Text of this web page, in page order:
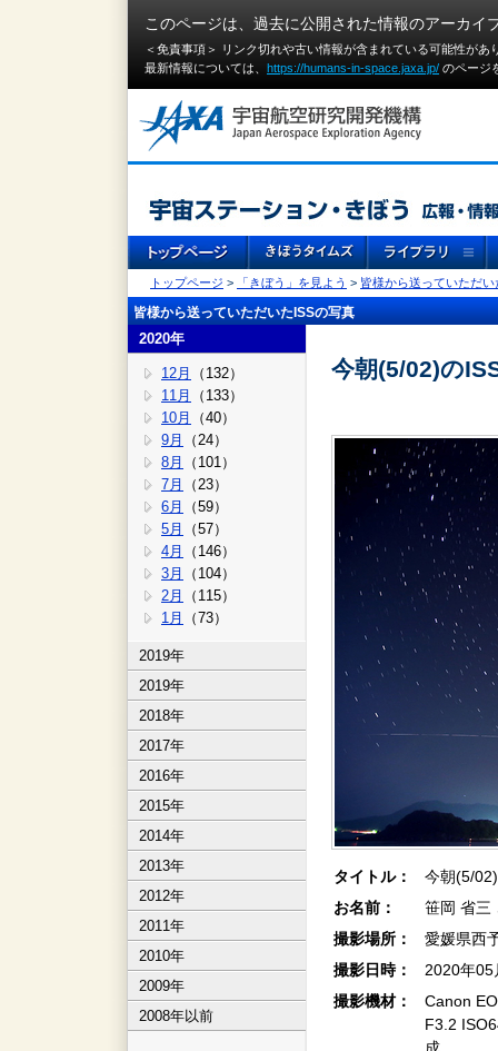
このページは、過去に公開された情報のアーカイ
＜免責事項＞ リンク切れや古い情報が含まれている可能性が
最新情報については、 https://humans-in-space.jaxa.jp/ のページ
トップページ > 「きぼう」を見よう > 皆様から送っていただい
皆様から送っていただいたISSの写真
2020年
12月
（132）
11月
（133）
10月
（40）
9月
（24）
8月
（101）
7月
（23）
6月
（59）
5月
（57）
4月
（146）
3月
（104）
2月
（115）
1月
（73）
2019年
2019年
2018年
2017年
2016年
2015年
2014年
2013年
2012年
2011年
2010年
2009年
2008年以前
今朝(5/02)の
タイトル：
今朝(5/
お名前：
笹岡 省三
撮影場所：
愛媛県西
撮影日時：
2020年
撮影機材：
Canon
F3.2